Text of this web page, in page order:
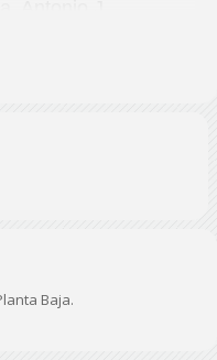
la Mesa
Armendáriz,
Baja.